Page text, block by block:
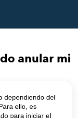
anular mi
dependiendo del
ello, es
para iniciar el